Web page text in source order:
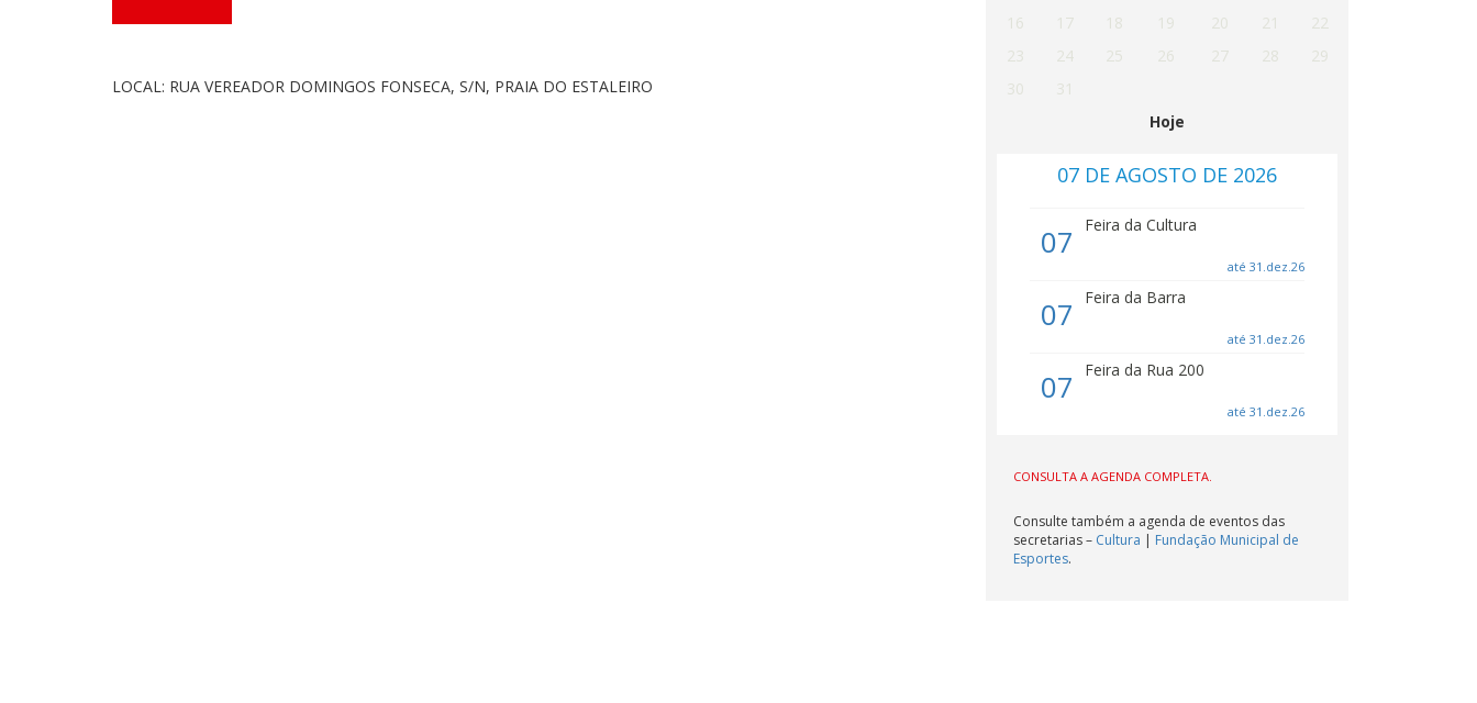
LOCAL: RUA VEREADOR DOMINGOS FONSECA, S/N, PRAIA DO ESTALEIRO
16
17 18 19 20 21
22
23
24 25 26 27 28
29
30
31
Hoje
07 DE AGOSTO DE 2026
07 Feira da Cultura
até 31.dez.26
07 Feira da Barra
até 31.dez.26
07 Feira da Rua 200
até 31.dez.26
CONSULTA A AGENDA COMPLETA.
Consulte também a agenda de eventos das
secretarias – Cultura | Fundação Municipal de
Esportes.